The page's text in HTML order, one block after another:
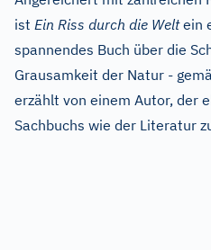
ist Ein Riss durch die Weltein
spannendes Buch über die
Grausamkeit der Natur -
erzählt von einem Autor, der
Sachbuchs wie der Literatur